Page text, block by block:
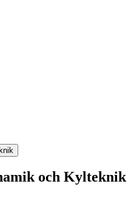
och Kylteknik